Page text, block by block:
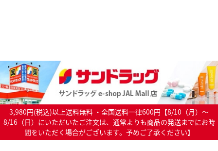
3,980円(税込)以上送料無料 ・全国送料一律600円【8/10（月）～
8/16（日）にいただいたご注文は、通常よりも商品の発送までにお時
間をいただく場合がございます。予めご了承ください】